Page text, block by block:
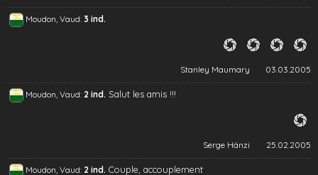
Moudon, Vaud: 3 ind.
Stanley Maumary 03.03.2005
Moudon, Vaud: 2 ind. Salut les amis !!!
Serge Hänzi 25.02.2005
Moudon, Vaud: 2 ind. Couple, accouplement